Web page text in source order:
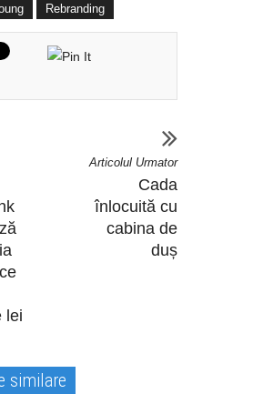
Rebranding
lei
Articolul Urmator
Cada
înlocuită cu
cabina de
duș
similare